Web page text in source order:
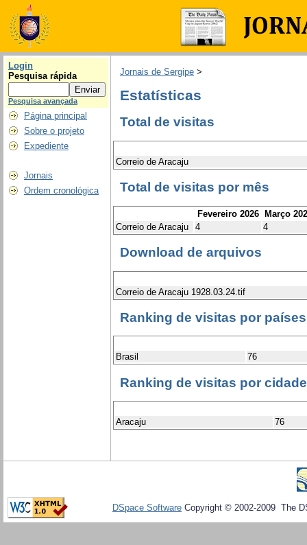
Login
Pesquisa rápida
Pesquisa avançada
Página principal
Sobre o projeto
Expediente
Jornais
Ordem cronológica
Jornais de Sergipe >
Estatísticas
Total de visitas
Correio de Aracaju
Total de visitas por mês
Fevereiro 2026 Março
Correio de Aracaju
4 4
Download de arquivos
Correio de Aracaju 1928.03.24.tif
Ranking de visitas por países
Brasil 76
Ranking de visitas por
Aracaju 76
DSpace Software Copyright © 2002-2009 The